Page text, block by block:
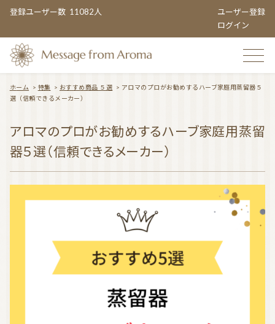
登録ユーザー数 11082人
ユーザー登録
ログイン
おすすめのお店
アロマエンタメ情報 おすすめ商品 ５選
気持ちを切り替えるアロマ 天然の香り－アロマテラピー
ホーム > 特集 > おすすめ商品 ５選 > アロマのプロがお勧めするハーブ家庭用蒸留器５
選（信頼できるメーカー）
アロマのプロがお勧めするハーブ家庭用蒸留
器５選（信頼できるメーカー）